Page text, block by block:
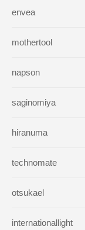
envea
mothertool
napson
saginomiya
hiranuma
technomate
otsukael
internationallight